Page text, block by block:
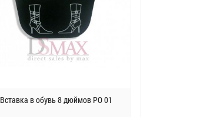
Вставка в обувь 8 дюймов PO 01